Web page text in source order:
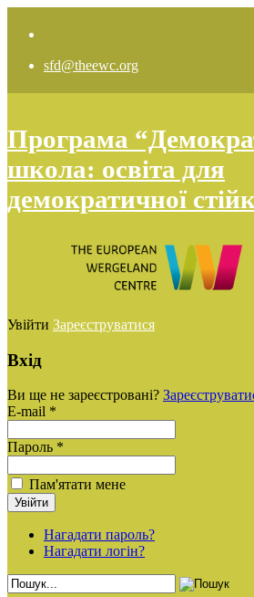
sfd@theewc.org
Програма
школа: освіта для
демократичної
Увійти Зареєструватися
Вхід
Ви ще не зареєстровані?
E-mail *
Пароль *
Пам'ятати мене
Нагадати пароль?
Нагадати логін?